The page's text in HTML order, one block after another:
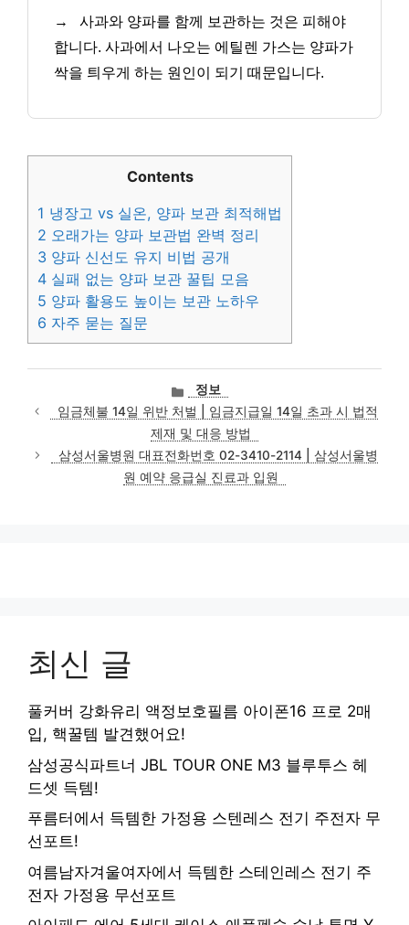
→
사과와 양파를 함께 보관하는 것은 피해야
합니다. 사과에서 나오는 에틸렌 가스는 양파가
싹을 틔우게 하는 원인이 되기 때문입니다.
Contents
1 냉장고 vs 실온, 양파 보관 최적해법
2 오래가는 양파 보관법 완벽 정리
3 양파 신선도 유지 비법 공개
4 실패 없는 양파 보관 꿀팁 모음
5 양파 활용도 높이는 보관 노하우
6 자주 묻는 질문
카
테
고
리
정보
임금체불 14일 위반 처벌 | 임금지급일 14일 초과 시 법적
제재 및 대응 방법
삼성서울병원 대표전화번호 02-3410-2114 | 삼성서울병
원 예약 응급실 진료과 입원
최신 글
풀커버 강화유리 액정보호필름 아이폰16 프로 2매
입, 핵꿀템 발견했어요!
삼성공식파트너 JBL TOUR ONE M3 블루투스 헤
드셋 득템!
푸름터에서 득템한 가정용 스텐레스 전기 주전자 무
선포트!
여름남자겨울여자에서 득템한 스테인레스 전기 주
전자 가정용 무선포트